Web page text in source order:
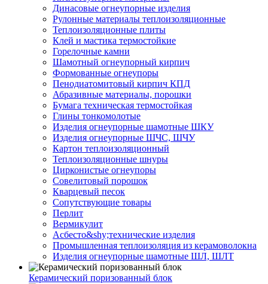
Динасовые огнеупорные изделия
Рулонные материалы теплоизоляционные
Тепло­изоляционные плиты
Клей и мастика термостойкие
Горелочные камни
Шамотный огнеупорный кирпич
Формованные огнеупоры
Пенодиатомитовый кирпич КПД
Абразивные материалы, порошки
Бумага техническая термостойкая
Глины тонкомолотые
Изделия огнеупорные шамотные ШКУ
Изделия огнеупорные ШЧС, ШЧУ
Картон теплоизоляционный
Теплоизоляционные шнуры
Цирконистые огнеупоры
Совелитовый порошок
Кварцевый песок
Сопутствующие товары
Перлит
Вермикулит
Асбесто&shy;технические изделия
Промышленная теплоизоляция из керамоволокна
Изделия огнеупорные шамотные ШЛ, ШЛТ
Керамический поризованный блок